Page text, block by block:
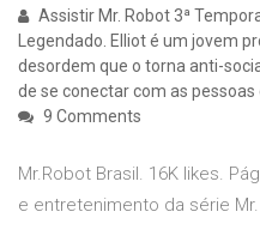
Assistir Mr. Robot 3ª
Legendado. Elliot é um jovem
desordem que o torna anti-
de se conectar com as pessoas
9 Comments
Mr.Robot Brasil. 16K likes.
e entretenimento da série